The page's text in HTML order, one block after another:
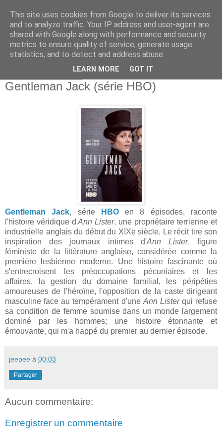
Gentleman Jack (série HBO)
Gentleman Jack, série HBO
en 8 épisodes, raconte
l'histoire véridique d'Ann Lister, une propriétaire terrienne et
industrielle anglais du début du XIXe siècle. Le récit tire son
inspiration des journaux intimes d'Ann Lister, figure
féministe de la littérature anglaise, considérée comme la
première lesbienne moderne. Une histoire fascinante où
s'entrecroisent les préoccupations pécuniaires et les
affaires, la gestion du domaine familial, les péripéties
amoureuses de l'héroïne, l'opposition de la caste dirigeant
masculine face au tempérament d'une Ann Listerqui refuse
sa condition de femme soumise dans un monde largement
dominé par les hommes; une histoire étonnante et
émouvante, qui m'a happé du premier au dernier épisode.
jeepee à 00:03
Partager
Aucun commentaire:
Enregistrer un commentaire
This site uses cookies from Google to deliver its services
and to analyze traffic. Your IP address and user-agent are
shared with Google along with performance and security
metrics to ensure quality of service, generate usage
statistics, and to detect and address abuse.
LEARN MORE GOT IT